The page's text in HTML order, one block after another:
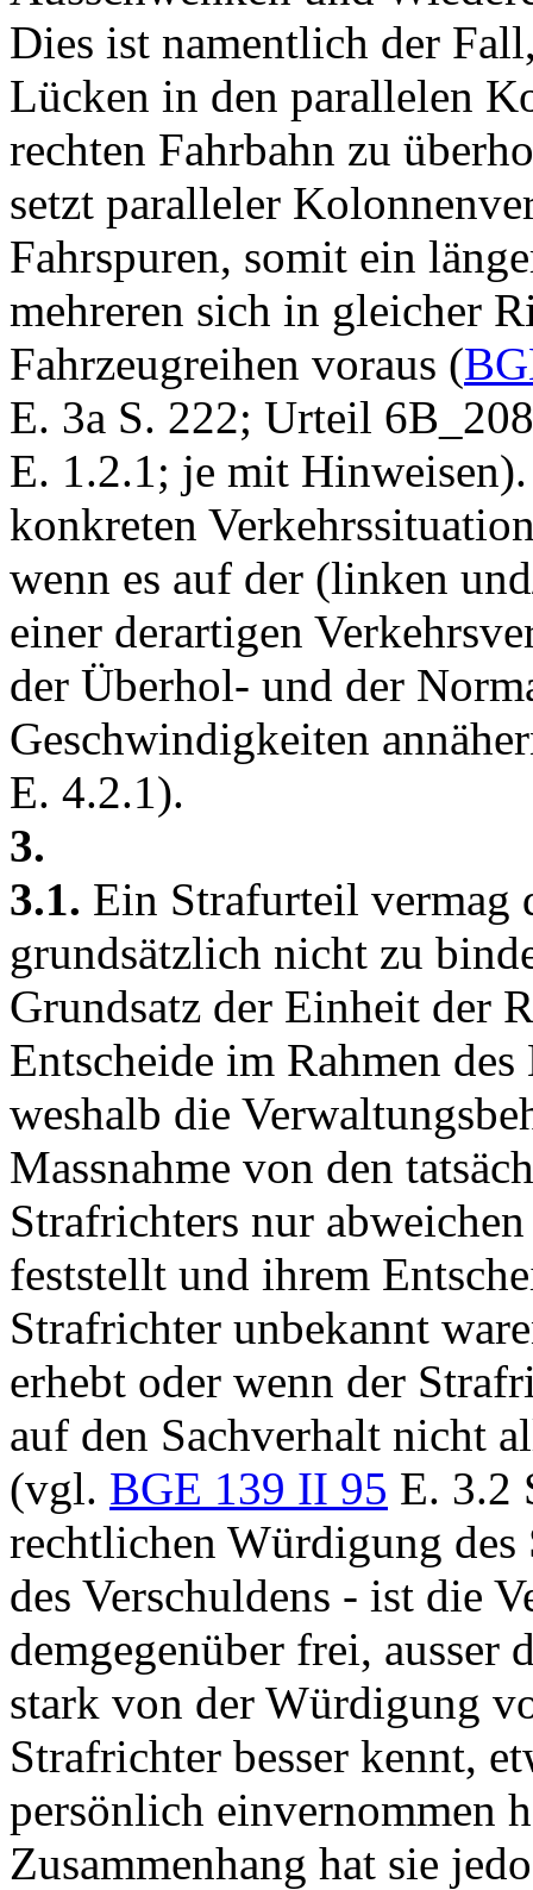
Dies ist namentlich der
Lücken in den parallelen
rechten Fahrbahn zu
setzt paralleler
Fahrspuren, somit ein
mehreren sich in gleicher
Fahrzeugreihen voraus (
E. 3a S. 222; Urteil
E. 1.2.1; je mit
konkreten
wenn es auf der (linken
einer derartigen
der Überhol- und der
Geschwindigkeiten
E. 4.2.1).
3.
3.1. Ein Strafurteil vermag
grundsätzlich nicht zu
Grundsatz der Einheit der
Entscheide im Rahmen
weshalb die
Massnahme von den
Strafrichters nur
feststellt und ihrem
Strafrichter unbekannt
erhebt oder wenn der
auf den Sachverhalt nicht
(vgl. BGE 139 II 95 E. 3.2
rechtlichen Würdigung des
des Verschuldens - ist die
demgegenüber frei,
stark von der Würdigung
Strafrichter besser kennt,
persönlich einvernommen
Zusammenhang hat sie